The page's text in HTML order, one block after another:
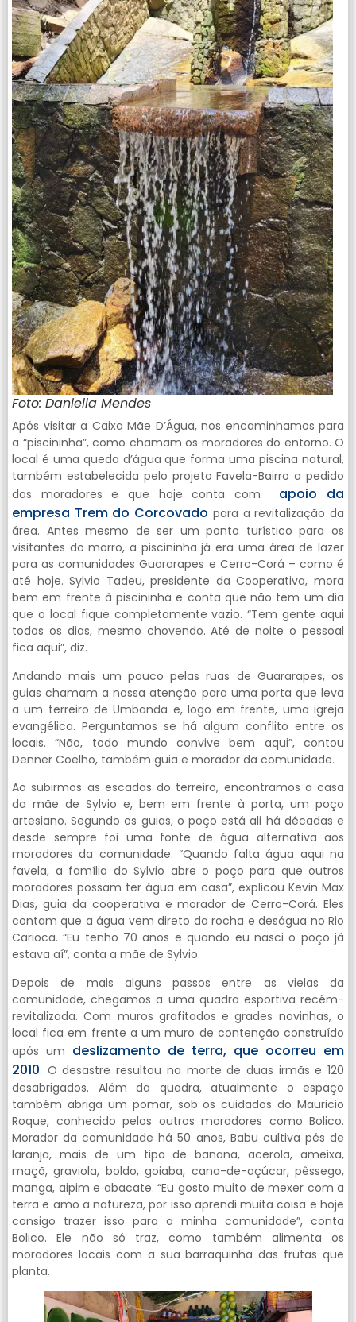
Foto: Daniella Mendes
Após visitar a Caixa Mãe D’Água, nos encaminhamos para
a “piscininha”, como chamam os moradores do entorno. O
local é uma queda d’água que forma uma piscina natural,
também estabelecida pelo projeto Favela-Bairro a pedido
dos moradores e que hoje conta com
apoio da
empresa Trem do Corcovado para a revitalização da
área. Antes mesmo de ser um ponto turístico para os
visitantes do morro, a piscininha já era uma área de lazer
para as comunidades Guararapes e Cerro-Corá – como é
até hoje. Sylvio Tadeu, presidente da Cooperativa, mora
bem em frente à piscininha e conta que não tem um dia
que o local fique completamente vazio. “Tem gente aqui
todos os dias, mesmo chovendo. Até de noite o pessoal
fica aqui”, diz.
Andando mais um pouco pelas ruas de Guararapes, os
guias chamam a nossa atenção para uma porta que leva
a um terreiro de Umbanda e, logo em frente, uma igreja
evangélica. Perguntamos se há algum conflito entre os
locais. “Não, todo mundo convive bem aqui”, contou
Denner Coelho, também guia e morador da comunidade.
Ao subirmos as escadas do terreiro, encontramos a casa
da mãe de Sylvio e, bem em frente à porta, um poço
artesiano. Segundo os guias, o poço está ali há décadas e
desde sempre foi uma fonte de água alternativa aos
moradores da comunidade. “Quando falta água aqui na
favela, a família do Sylvio abre o poço para que outros
moradores possam ter água em casa”, explicou Kevin Max
Dias, guia da cooperativa e morador de Cerro-Corá. Eles
contam que a água vem direto da rocha e deságua no Rio
Carioca. “Eu tenho 70 anos e quando eu nasci o poço já
estava aí”, conta a mãe de Sylvio.
Depois de mais alguns passos entre as vielas da
comunidade, chegamos a uma quadra esportiva recém-
revitalizada. Com muros grafitados e grades novinhas, o
local fica em frente a um muro de contenção construído
após um deslizamento de terra, que ocorreu em
2010. O desastre resultou na morte de duas irmãs e 120
desabrigados. Além da quadra, atualmente o espaço
também abriga um pomar, sob os cuidados do Mauricio
Roque, conhecido pelos outros moradores como Bolico.
Morador da comunidade há 50 anos, Babu cultiva pés de
laranja, mais de um tipo de banana, acerola, ameixa,
maçã, graviola, boldo, goiaba, cana-de-açúcar, pêssego,
manga, aipim e abacate. “Eu gosto muito de mexer com a
terra e amo a natureza, por isso aprendi muita coisa e hoje
consigo trazer isso para a minha comunidade”, conta
Bolico. Ele não só traz, como também alimenta os
moradores locais com a sua barraquinha das frutas que
planta.